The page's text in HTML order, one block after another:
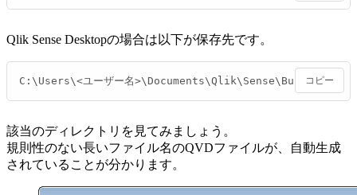
Qlik Sense Desktopの場合は以下が保存先です。
C:\Users\<ユーザー名>\Documents\Qlik\Sense\Buffers
コピー
該当のディレクトリを見てみましょう。
規則性のない長いファイル名のQVDファイルが、自動生成
されていることが分かります。